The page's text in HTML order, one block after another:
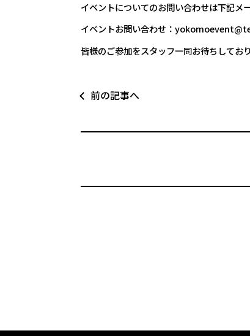
イベントについてのお問い合わせは下記メ
イベントお問い合わせ：
皆様のご参加をスタッフ一同お待ちしており
前の記事へ